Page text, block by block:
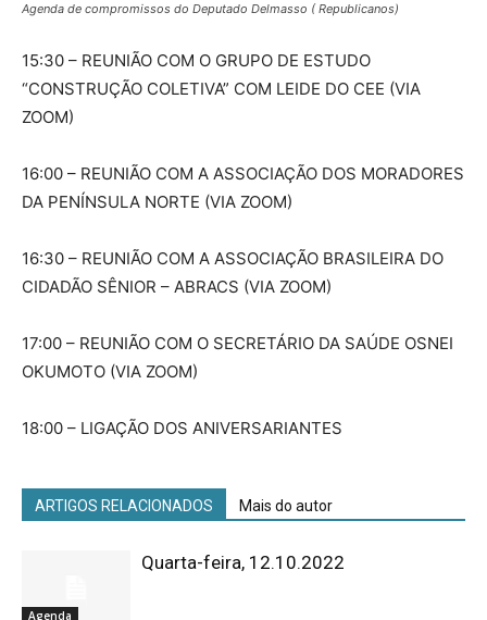
Agenda de compromissos do Deputado Delmasso ( Republicanos)
15:30 – REUNIÃO COM O GRUPO DE ESTUDO
“CONSTRUÇÃO COLETIVA” COM LEIDE DO CEE (VIA
ZOOM)
16:00 – REUNIÃO COM A ASSOCIAÇÃO DOS MORADORES
DA PENÍNSULA NORTE (VIA ZOOM)
16:30 – REUNIÃO COM A ASSOCIAÇÃO BRASILEIRA DO
CIDADÃO SÊNIOR – ABRACS (VIA ZOOM)
17:00 – REUNIÃO COM O SECRETÁRIO DA SAÚDE OSNEI
OKUMOTO (VIA ZOOM)
18:00 – LIGAÇÃO DOS ANIVERSARIANTES
ARTIGOS RELACIONADOS Mais do autor
Agenda
Quarta-feira, 12.10.2022